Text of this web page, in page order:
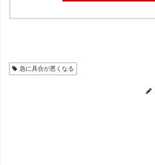
急に具合が悪くなる